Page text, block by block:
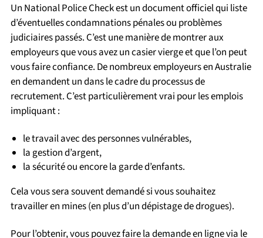
Un National Police Check est un document officiel qui liste
d’éventuelles condamnations pénales ou problèmes
judiciaires passés. C’est une manière de montrer aux
employeurs que vous avez un casier vierge et que l’on peut
vous faire confiance. De nombreux employeurs en Australie
en demandent un dans le cadre du processus de
recrutement. C’est particulièrement vrai pour les emplois
impliquant :
le travail avec des personnes vulnérables,
la gestion d’argent,
la sécurité ou encore la garde d’enfants.
Cela vous sera souvent demandé si vous souhaitez
travailler en mines (en plus d’un dépistage de drogues).
Pour l’obtenir, vous pouvez faire la demande en ligne via le